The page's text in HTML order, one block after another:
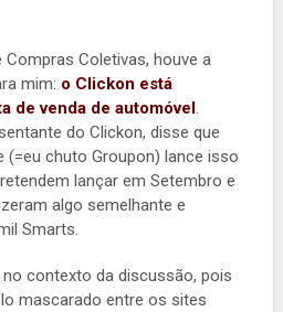
Coletivas, houve a
mim: o Clickon está
de venda de automóvel.
do Clickon, disse que
chuto Groupon) lance isso
lançar em Setembro e
algo semelhante e
Smarts.
contexto da discussão, pois
mascarado entre os sites